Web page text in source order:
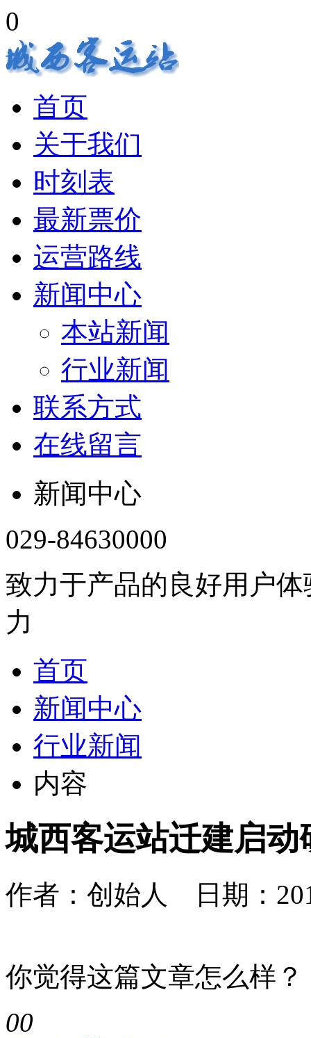
0
首页
关于我们
时刻表
最新票价
运营路线
新闻中心
本站新闻
行业新闻
联系方式
在线留言
新闻中心
029-84630000
致力于产品的良好用户
力
首页
新闻中心
行业新闻
内容
城西客运站迁建启动
作者：创始人 日期：
你觉得这篇文章怎么样？
00